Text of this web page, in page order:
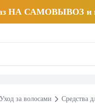
НА САМОВЫВОЗ и
Уход за волосами Средства